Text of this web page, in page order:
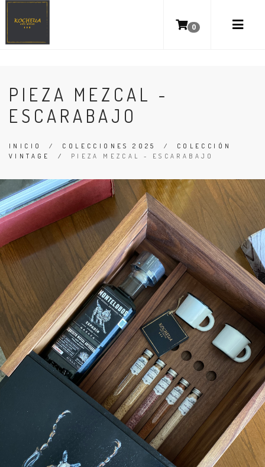
0
PIEZA MEZCAL -
ESCARABAJO
INICIO / COLECCIONES 2025 / COLECCIÓN
VINTAGE
/ PIEZA MEZCAL - ESCARABAJO